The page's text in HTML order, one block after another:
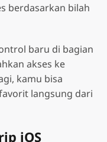
berdasarkan bilah
baru di bagian
akses ke
kamu bisa
langsung dari
iOS